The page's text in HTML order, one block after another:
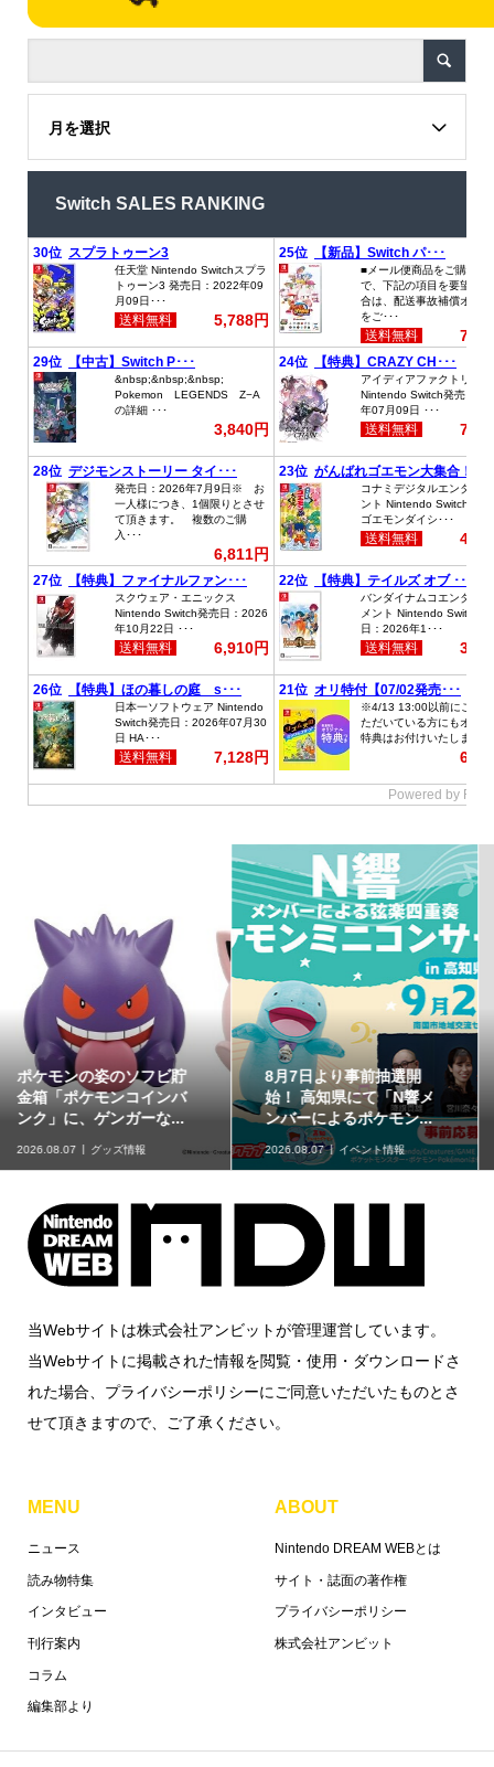
月を選択
Switch SALES RANKING
カービィやワドルディが
彫刻されたダイス「星の
カービィ キャラクター...
2026.08.07 グッズ情報
ポケモン天文台の「ほし
ぞらピカチュウ」が8月
11日（火・祝）のオリ...
2026.08.07 イベント情報
当Webサイトは株式会社アンビットが管理運営しています。
当Webサイトに掲載された情報を閲覧・使用・ダウンロードさ
れた場合、プライバシーポリシーにご同意いただいたものとさ
せて頂きますので、ご了承ください。
MENU
ニュース
読み物特集
インタビュー
刊行案内
コラム
編集部より
ABOUT
Nintendo DREAM WEBとは
サイト・誌面の著作権
プライバシーポリシー
株式会社アンビット